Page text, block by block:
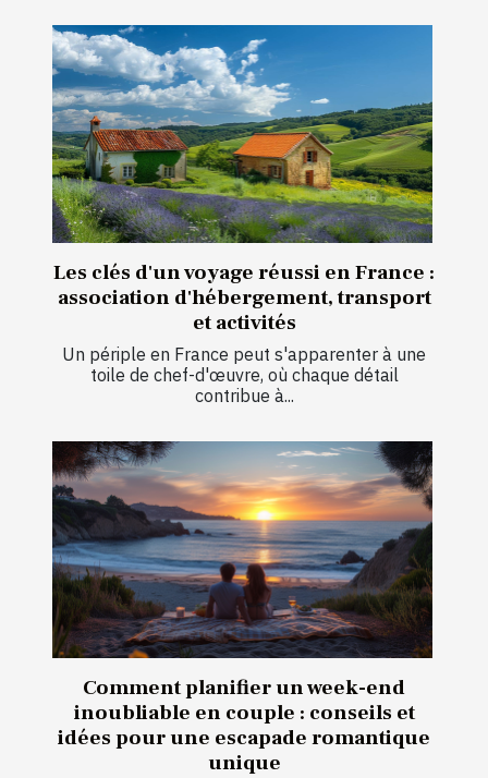
Les clés d'un voyage réussi en France :
association d'hébergement, transport
et activités
Un périple en France peut s'apparenter à une
toile de chef-d'œuvre, où chaque détail
contribue à...
Comment planifier un week-end
inoubliable en couple : conseils et
idées pour une escapade romantique
unique